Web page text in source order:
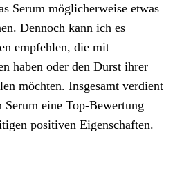
Serum möglicherweise etwas
Dennoch kann ich es
empfehlen, die mit
haben oder den Durst ihrer
möchten. Insgesamt verdient
eine Top-Bewertung
positiven Eigenschaften.